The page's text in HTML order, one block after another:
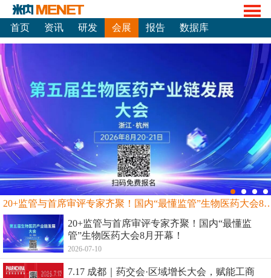
首页 资讯 研发 会展 报告 数据库
20+监管与首席审评专家齐聚！国内“最
20+监管与首席审评专家齐聚！国内“最懂监
管”生物医药大会8月开幕！
2026-07-10
7.17 成都｜药交会·区域增长大会，赋能工商